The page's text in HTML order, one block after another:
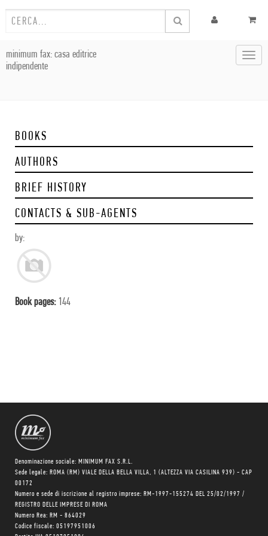
minimum fax: casa editrice
indipendente
BOOKS
AUTHORS
BRIEF HISTORY
CONTACTS & SUB-AGENTS
by:
Book pages: 144
Denominazione sociale: MINIMUM FAX S.R.L.
Sede legale: ROMA (RM) VIALE DELLA BELLA VILLA, 1 (ALTEZZA VIA CASILINA 939) - CAP
00172
Numero e sede di iscrizione al registro imprese: RM-1997-155274 DEL 25/02/1997 /
REGISTRO DELLE IMPRESE DI ROMA
Numero Rea: RM - 864029
Codice fiscale: 05197951006